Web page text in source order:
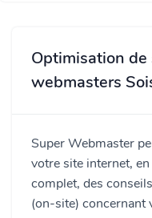
Optimisation
webmasters
Super Webmaster
votre site internet,
complet, des
(on-site) concernant